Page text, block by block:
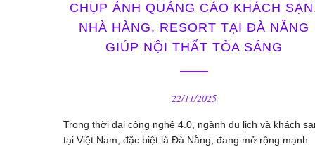
CHỤP ẢNH QUẢNG CÁO KHÁCH
NHÀ HÀNG, RESORT TẠI ĐÀ NẴNG
GIÚP NỘI THẤT TỎA SÁNG
22/11/2025
Trong thời đại công nghệ 4.0, ngành du lịch và khách
tại Việt Nam, đặc biệt là Đà Nẵng, đang mở rộng mạnh